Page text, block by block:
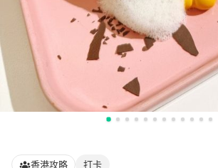
香港攻略 打卡